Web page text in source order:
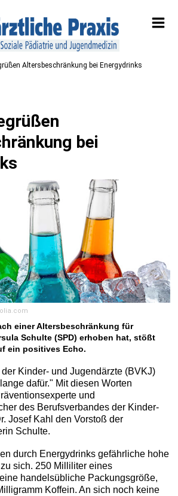
Altersbeschränkung bei Energydrinks
bei
einer Altersbeschränkung für
Schulte (SPD) erhoben hat, stößt
ein positives Echo.
Kinder- und Jugendärzte (BVKJ)
dafür." Mit diesen Worten
und
des Berufsverbandes der Kinder-
Josef Kahl den Vorstoß der
Schulte.
durch Energydrinks gefährliche hohe
sich. 250 Milliliter eines
handelsübliche Packungsgröße,
Koffein. An sich noch keine